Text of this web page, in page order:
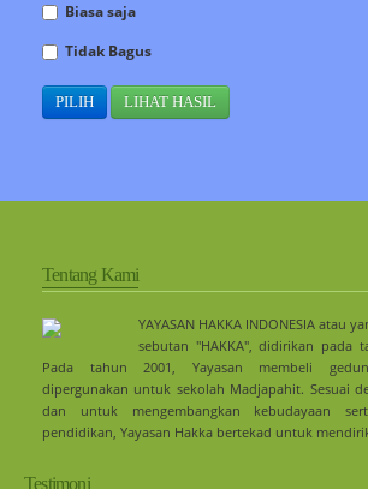
Biasa saja
Tidak Bagus
Tentang Kami
YAYASAN HAKKA INDONESIA atau
sebutan "HAKKA", didirikan pada
Pada tahun 2001, Yayasan membeli
dipergunakan untuk sekolah Madjapahit. Sesuai
dan untuk mengembangkan kebudayaan
pendidikan, Yayasan Hakka bertekad untuk
Testimoni